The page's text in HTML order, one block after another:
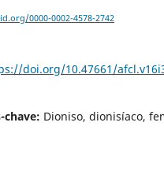
0000-0002-4578-2742
doi.org/10.47661/
chave: Dioniso, dionisíaco,